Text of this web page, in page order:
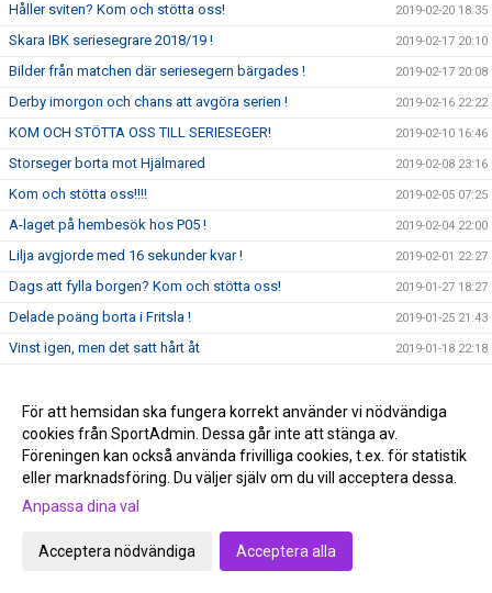
Håller sviten? Kom och stötta oss! 2019-02-20 18:35
Skara IBK seriesegrare 2018/19 ! 2019-02-17 20:10
Bilder från matchen där seriesegern bärgades ! 2019-02-17 20:08
Derby imorgon och chans att avgöra serien ! 2019-02-16 22:22
KOM OCH STÖTTA OSS TILL SERIESEGER! 2019-02-10 16:46
Storseger borta mot Hjälmared 2019-02-08 23:16
Kom och stötta oss!!!! 2019-02-05 07:25
A-laget på hembesök hos P05 ! 2019-02-04 22:00
Lilja avgjorde med 16 sekunder kvar ! 2019-02-01 22:27
Dags att fylla borgen? Kom och stötta oss! 2019-01-27 18:27
Delade poäng borta i Fritsla ! 2019-01-25 21:43
Vinst igen, men det satt hårt åt 2019-01-18 22:18
Nyheter våren 2019! 2019-01-15 10:33
Kom och stötta våra lila krigare! 2019-01-13 20:13
Nya året börjar med en comeback! 2019-01-08 12:00
Lycka till Emil Skillermo och distriktslaget i SM i helgen!
Intresserad av att representera Skara IBK:s seniortrupp?
För att hemsidan ska fungera korrekt använder vi nödvändiga
cookies från SportAdmin. Dessa går inte att stänga av.
Föreningen kan också använda frivilliga cookies, t.ex. för statistik
eller marknadsföring. Du väljer själv om du vill acceptera dessa.
Anpassa dina val
Acceptera nödvändiga Acceptera alla